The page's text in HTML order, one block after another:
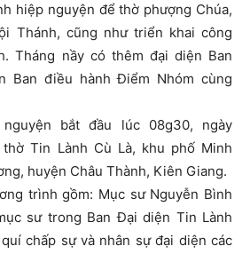
hiệp nguyện để thờ phượng Chúa,
Thánh, cũng như triển khai công
Tháng nầy có thêm đại diện Ban
Ban điều hành Điểm Nhóm cùng
bắt đầu lúc 08g30, ngày
Tin Lành Cù Là, khu phố Minh
huyện Châu Thành, Kiên Giang.
trình gồm: Mục sư Nguyễn Bình
sư trong Ban Đại diện Tin Lành
chấp sự và nhân sự đại diện các